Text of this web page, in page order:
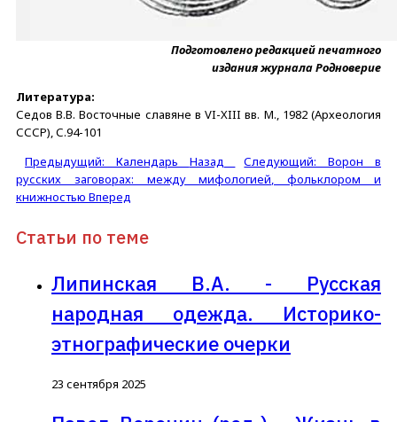
Подготовлено редакцией печатного
издания журнала Родноверие
Литература:
Седов В.В. Восточные славяне в VI-XIII вв. М., 1982 (Археология
СССР), С.94-101
Предыдущий: Календарь Назад
Следующий: Ворон в
русских заговорах: между мифологией, фольклором и
книжностью Вперед
Статьи по теме
Липинская В.А. - Русская
народная одежда. Историко-
этнографические очерки
23 сентября 2025